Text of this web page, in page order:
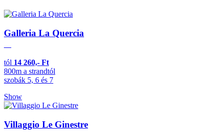
Galleria La Quercia
tól 14 260,- Ft
800m a strandtól
szobák 5, 6 és 7
Show
Villaggio Le Ginestre